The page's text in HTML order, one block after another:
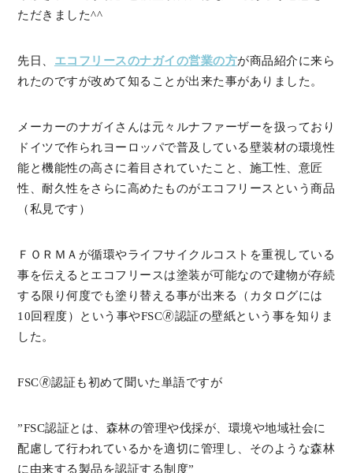
ただきました^^
先日、 エコフリースのナガイの営業の方が商品紹介に来ら
れたのですが改めて知ることが出来た事がありました。
メーカーのナガイさんは元々ルナファーザーを扱っており
ドイツで作られヨーロッパで普及している壁装材の環境性
能と機能性の高さに着目されていたこと、施工性、意匠
性、耐久性をさらに高めたものがエコフリースという商品
（私見です）
ＦＯＲＭＡが循環やライフサイクルコストを重視している
事を伝えるとエコフリースは塗装が可能なので建物が存続
する限り何度でも塗り替える事が出来る（カタログには
10回程度）という事やFSC🄬認証の壁紙という事を知りま
した。
FSC🄬認証も初めて聞いた単語ですが
”FSC認証とは、森林の管理や伐採が、環境や地域社会に
配慮して行われているかを適切に管理し、そのような森林
に由来する製品を認証する制度”